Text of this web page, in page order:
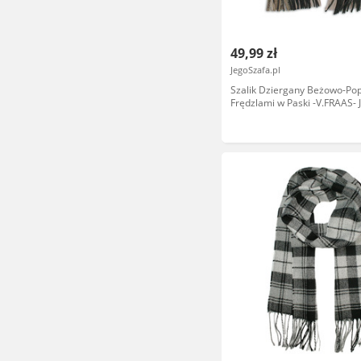
49,99 zł
JegoSzafa.pl
Szalik Dziergany Beżowo-
Frędzlami w Paski -V.FRAAS-